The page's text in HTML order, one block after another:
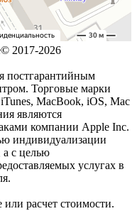
2017-2026
постгарантийным
Торговые марки
MacBook, iOS, Mac
являются
компании Apple Inc.
индивидуализации
а с целью
услугах в
расчет стоимости.